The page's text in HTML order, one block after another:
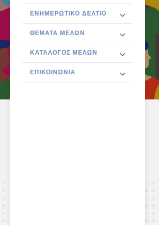
ΕΝΗΜΕΡΩΤΙΚΌ ΔΕΛΤΊΟ
ΘΈΜΑΤΑ ΜΕΛΏΝ
ΚΑΤΆΛΟΓΟΣ ΜΕΛΏΝ
ΕΠΙΚΟΙΝΩΝΊΑ